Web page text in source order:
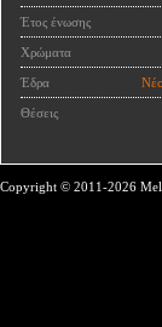
Έτος ένωσης
Χρώματα
Έδρα
Θέσεις
Copyright © 2011-2026